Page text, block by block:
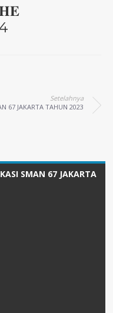
Setelahnya
67 JAKARTA TAHUN 2023
SMAN 67 JAKARTA